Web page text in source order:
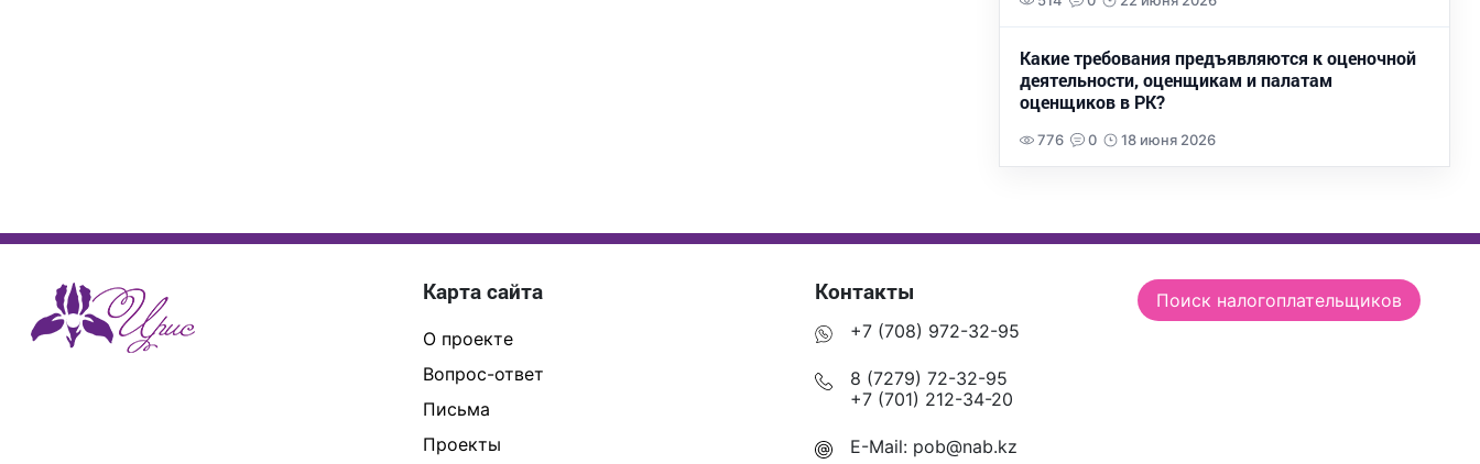
Какие требования предъявляются к оценочной
деятельности, оценщикам и палатам
оценщиков в РК?
776 0 18 июня 2026
Карта сайта
О проекте
Вопрос-ответ
Письма
Проекты
Контакты
+7 (708) 972-32-95
8 (7279) 72-32-95
+7 (701) 212-34-20
E-Mail: pob@nab.kz
Поиск налогоплательщиков